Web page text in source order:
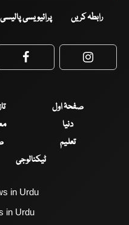
رابطہ کریں پرائیویسی پالیسی
Facebook
صفحۂ اول
دنیا
تعلیم
ٹیکنالوجی
in Urdu
in Urdu